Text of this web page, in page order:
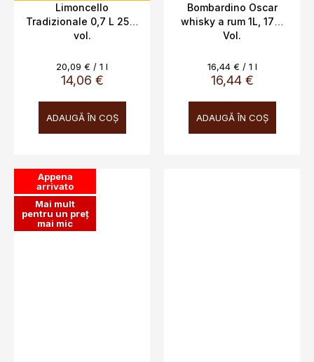
Limoncello
Tradizionale 0,7 L 25%
vol.
14,06 €
Evaluare
preţ:
20,09 € / 1 l
ADAUGĂ ÎN COŞ
Bombardino Oscar
whisky a rum 1L, 17%
Vol.
16,44 €
Evaluare
preţ:
16,44 € / 1 l
ADAUGĂ ÎN COŞ
Appena
arrivato
Mai mult
pentru un preț
mai mic